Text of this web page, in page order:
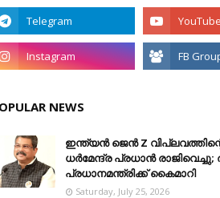
NEWS
ഇന്ത്യൻ ജെൻ Z
ധർമേന്ദ്ര പ്രധാൻ രാജിവെച്ചു;
പ്രധാനമന്ത്രിക്ക് കൈമാറി
Saturday, July 25, 2026